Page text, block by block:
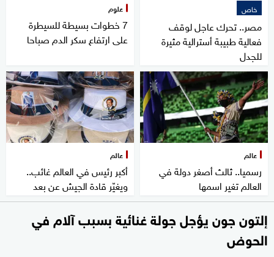
خاص
مصر.. تحرك عاجل لوقف
فعالية طبيبة أسترالية مثيرة
للجدل
علوم
7 خطوات بسيطة للسيطرة
على ارتفاع سكر الدم صباحا
عالم
رسميا.. ثالث أصغر دولة في
العالم تغير اسمها
عالم
أكبر رئيس في العالم غائب..
ويغيّر قادة الجيش عن بعد
إلتون جون يؤجل جولة غنائية بسبب آلام في
الحوض